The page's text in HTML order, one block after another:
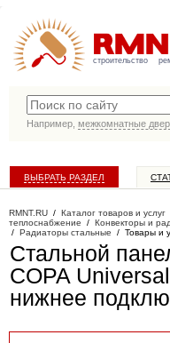
строительство
Например, межкомнатные
ВЫБРАТЬ РАЗДЕЛ
RMNT.RU / Каталог товаров и услуг
теплоснабжение / Конвекторы и
/ Радиаторы стальные / Товары и
Стальной
COPA
нижнее